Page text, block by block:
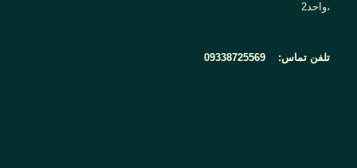
،واحد2
تلفن تماس: 09338725569